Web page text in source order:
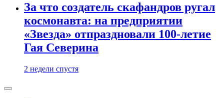
За что создатель скафандров ругал
космонавта: на предприятии
«Звезда» отпраздновали 100-летие
Гая Северина
2 недели спустя